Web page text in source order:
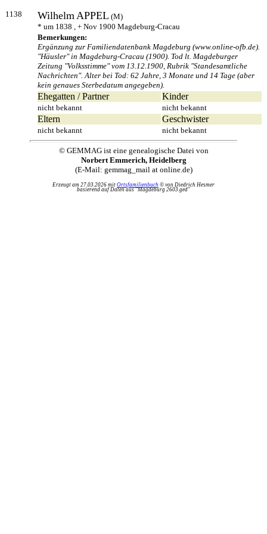
1138 WilhelmAPPEL (M)
* um 1838 , + Nov 1900 Magdeburg-Cracau
Bemerkungen:
Ergänzung zur Familiendatenbank Magdeburg (www.online-ofb.de).
"Häusler" in Magdeburg-Cracau (1900). Tod lt. Magdeburger
Zeitung "Volksstimme" vom 13.12.1900, Rubrik "Standesamtliche
Nachrichten". Alter bei Tod: 62 Jahre, 3 Monate und 14 Tage (aber
kein genaues Sterbedatum angegeben).
Ehegatten / Partner Kinder
nicht bekannt nicht bekannt
Eltern Geschwister
nicht bekannt nicht bekannt
© GEMMAG ist eine genealogische Datei von
Norbert Emmerich, Heidelberg
(E-Mail: gemmag_mail at online.de)
Erzeugt am 27.03.2026 mit Ortsfamilienbuch © von Diedrich Hesmer
basierend auf Daten aus "Magdeburg 2603.ged"